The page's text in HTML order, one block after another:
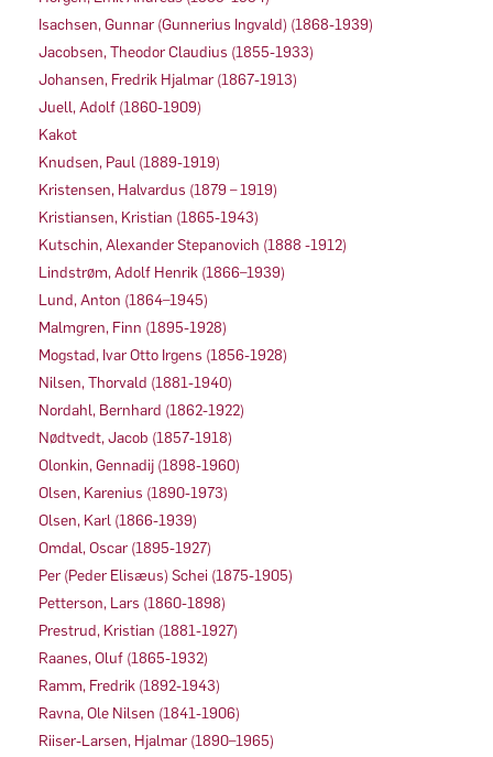
Isachsen, Gunnar (Gunnerius Ingvald) (1868-1939)
Jacobsen, Theodor Claudius (1855-1933)
Johansen, Fredrik Hjalmar (1867-1913)
Juell, Adolf (1860-1909)
Kakot
Knudsen, Paul (1889-1919)
Kristensen, Halvardus (1879 – 1919)
Kristiansen, Kristian (1865-1943)
Kutschin, Alexander Stepanovich (1888 -1912)
Lindstrøm, Adolf Henrik (1866–1939)
Lund, Anton (1864–1945)
Malmgren, Finn (1895-1928)
Mogstad, Ivar Otto Irgens (1856-1928)
Nilsen, Thorvald (1881-1940)
Nordahl, Bernhard (1862-1922)
Nødtvedt, Jacob (1857-1918)
Olonkin, Gennadij (1898-1960)
Olsen, Karenius (1890-1973)
Olsen, Karl (1866-1939)
Omdal, Oscar (1895-1927)
Per (Peder Elisæus) Schei (1875-1905)
Petterson, Lars (1860-1898)
Prestrud, Kristian (1881-1927)
Raanes, Oluf (1865-1932)
Ramm, Fredrik (1892-1943)
Ravna, Ole Nilsen (1841-1906)
Riiser-Larsen, Hjalmar (1890–1965)